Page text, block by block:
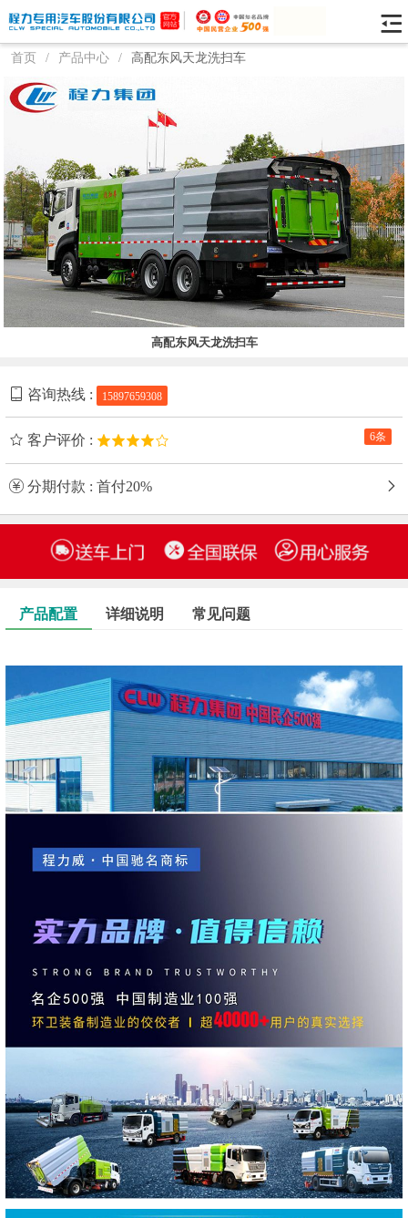
首页 / 产品中心 / 高配东风天龙洗扫车
高配东风天龙洗扫车
咨询热线 : 15897659308
6条
客户评价 :
分期付款 : 首付20%
产品配置 详细说明 常见问题